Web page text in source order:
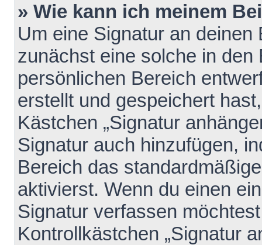
» Wie kann ich meinem
Um eine Signatur an
zunächst eine solche in den
persönlichen Bereich
erstellt und gespeichert
Kästchen „Signatur
Signatur auch hinzufügen,
Bereich das
aktivierst. Wenn du einen
Signatur verfassen
Kontrollkästchen „Signatur